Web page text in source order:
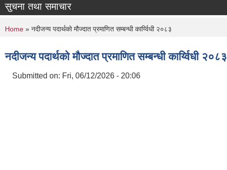
सुचना तथा समाचार
You are here
Home » नदीजन्य पदार्थको मौज्दात प्रमाणित सम्बन्धी कार्य्विधी २०८३
नदीजन्य पदार्थको मौज्दात प्रमाणित सम्बन्धी कार्य्विधी २०८३
Submitted on: Fri, 06/12/2026 - 20:06